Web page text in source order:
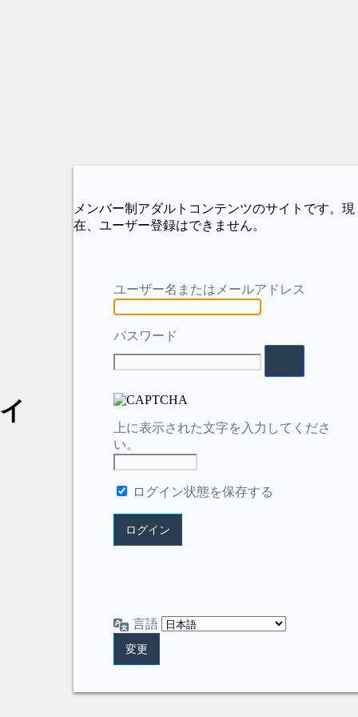
メンバー制アダルトコンテンツのサイトです。現
在、ユーザー登録はできません。
ユーザー名またはメールアドレス
パスワード
上に表示された文字を入力してくださ
い。
ログイン状態を保存する
言語